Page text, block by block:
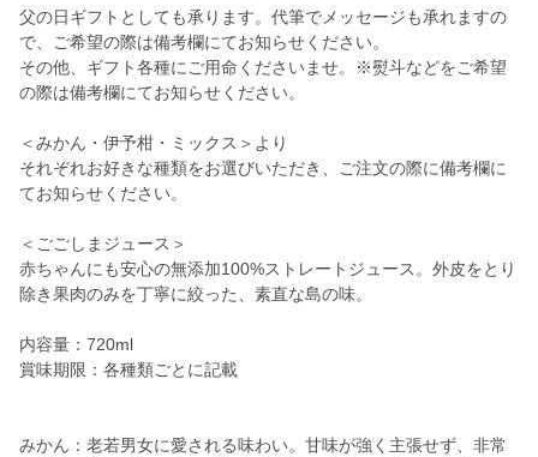
父の日ギフトとしても承ります。代筆でメッセージも承れますの
で、ご希望の際は備考欄にてお知らせください。
その他、ギフト各種にご用命くださいませ。※熨斗などをご希望
の際は備考欄にてお知らせください。
＜みかん・伊予柑・ミックス＞より
それぞれお好きな種類をお選びいただき、ご注文の際に備考欄に
てお知らせください。
＜ごごしまジュース＞
赤ちゃんにも安心の無添加100%ストレートジュース。外皮をとり
除き果肉のみを丁寧に絞った、素直な島の味。
内容量：720ml
賞味期限：各種類ごとに記載
みかん：老若男女に愛される味わい。甘味が強く主張せず、非常